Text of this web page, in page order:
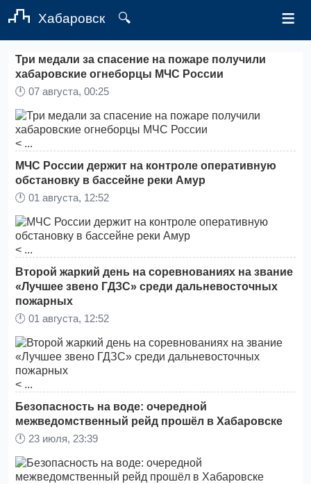
Хабаровск 🔍 ≡
Три медали за спасение на пожаре получили
хабаровские огнеборцы МЧС России
🕛07 августа, 00:25
< ...
МЧС России держит на контроле оперативную
обстановку в бассейне реки Амур
🕛01 августа, 12:52
< ...
Второй жаркий день на соревнованиях на звание
«Лучшее звено ГДЗС» среди дальневосточных
пожарных
🕛01 августа, 12:52
< ...
Безопасность на воде: очередной
межведомственный рейд прошёл в Хабаровске
🕛 23 июля, 23:39